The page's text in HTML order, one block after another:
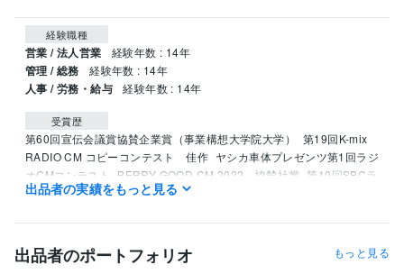
経験職種
営業 / 法人営業 経験年数 : 14年
管理 / 総務 経験年数 : 14年
人事 / 労務・給与 経験年数 : 14年
受賞歴
第60回宣伝会議賞協賛企業賞（事業構想大学院大学）
第19回K-mix
RADIO CM コピーコンテスト　佳作 ヤシカ車体プレゼンツ第1回ラジ
オCMコンテスト
BERRY GOOD CM 2022　協賛社賞 第10回SBCラ
ジオCMグランプリ　入選 AFMラジオCMコンテスト2022　スポンサ
ジオCMグランプリ　銅賞 第1回Kiss FMラジオCMコンテスト　スポ
ンサー賞
BSNラジオCMグランプリ2021 グランプリ・審査員特別
賞 第15回SBSラジオＣＭコンクール　協賛社賞
出品者の実績をもっと見る
出品者のポートフォリオ もっと見る